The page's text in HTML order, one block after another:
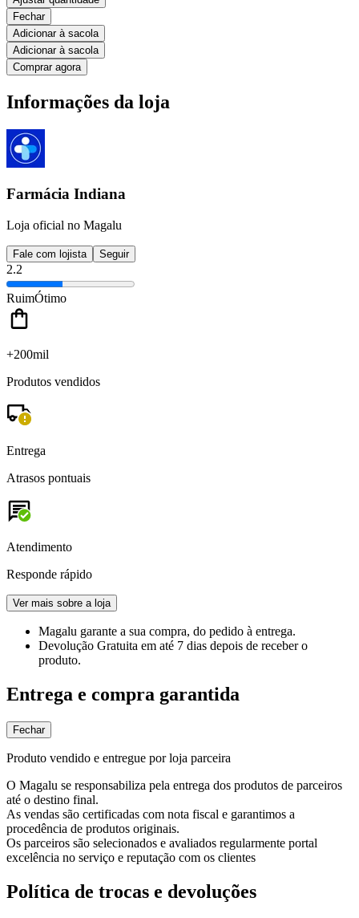
Fechar
Adicionar à sacola
Adicionar à sacola
Comprar agora
Informações da loja
Farmácia Indiana
Loja oficial no Magalu
Fale com lojista Seguir
2.2
RuimÓtimo
+200mil
Produtos vendidos
Entrega
Atrasos pontuais
Atendimento
Responde rápido
Ver mais sobre a loja
Magalu garante a sua compra, do pedido à entrega.
Devolução Gratuita em até 7 dias depois de receber o
produto.
Entrega e compra garantida
Fechar
Produto vendido e entregue por loja parceira
O Magalu se responsabiliza pela entrega dos produtos de parceiros
até o destino final.
As vendas são certificadas com nota fiscal e garantimos a
procedência de produtos originais.
Os parceiros são selecionados e avaliados regularmente portal
excelência no serviço e reputação com os clientes
Política de trocas e devoluções